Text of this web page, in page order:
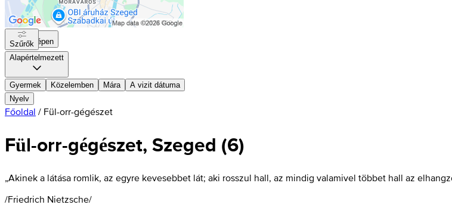
Térképen
Szűrők
Alapértelmezett
Gyermek Közelemben Mára
A vizit dátuma
Nyelv
Főoldal / Fül-orr-gégészet
Fül-orr-gégészet, Szeged (6)
„Akinek a látása romlik, az egyre kevesebbet lát; aki rosszul hall, az mindig valamivel többet hall az
/Friedrich Nietzsche/